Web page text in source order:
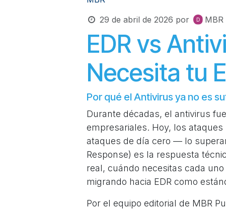
29 de abril de 2026 por MBR
EDR vs
Necesita tu
Por qué el Antivirus ya no es
Durante décadas, el antivirus
empresariales. Hoy, los
ataques de día cero — lo
Response) es la respuesta
real, cuándo necesitas cada
migrando hacia EDR como
Por el equipo editorial de MBR